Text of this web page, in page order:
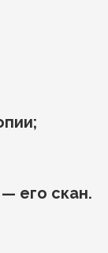
его скан.